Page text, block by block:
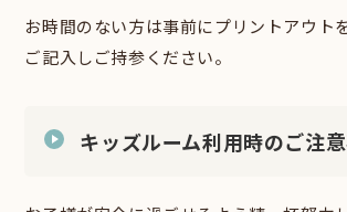
お時間のない方は事前にプリントアウト
ご記入しご持参ください。
キッズルーム利用時のご注